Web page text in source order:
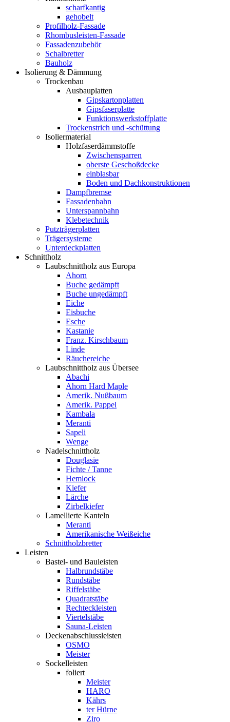
scharfkantig
gehobelt
Profilholz-Fassade
Rhombusleisten-Fassade
Fassadenzubehör
Schalbretter
Bauholz
Isolierung & Dämmung
Trockenbau
Ausbauplatten
Gipskartonplatten
Gipsfaserplatte
Funktionswerkstoffplatte
Trockenstrich und -schüttung
Isoliermaterial
Holzfaserdämmstoffe
Zwischensparren
oberste Geschoßdecke
einblasbar
Boden und Dachkonstruktionen
Dampfbremse
Fassadenbahn
Unterspannbahn
Klebetechnik
Putzträgerplatten
Trägersysteme
Unterdeckplatten
Schnittholz
Laubschnittholz aus Europa
Ahorn
Buche gedämpft
Buche ungedämpft
Eiche
Eisbuche
Esche
Kastanie
Franz. Kirschbaum
Linde
Räuchereiche
Laubschnittholz aus Übersee
Abachi
Ahorn Hard Maple
Amerik. Nußbaum
Amerik. Pappel
Kambala
Meranti
Sapeli
Wenge
Nadelschnittholz
Douglasie
Fichte / Tanne
Hemlock
Kiefer
Lärche
Zirbelkiefer
Lamellierte Kanteln
Meranti
Amerikanische Weißeiche
Schnittholzbretter
Leisten
Bastel- und Bauleisten
Halbrundstäbe
Rundstäbe
Riffelstäbe
Quadratstäbe
Rechteckleisten
Viertelstäbe
Sauna-Leisten
Deckenabschlussleisten
OSMO
Meister
Sockelleisten
foliert
Meister
HARO
Kährs
ter Hürne
Ziro